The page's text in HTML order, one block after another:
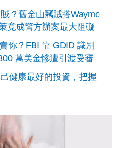
？舊金山竊賊搭Waymo
竟成警方辦案最大阻礙
你？FBI 靠 GDID 識別
萬美金慘遭引渡受審
健康最好的投資，把握